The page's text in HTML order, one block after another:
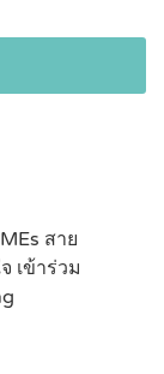
สาย
เข้าร่วม